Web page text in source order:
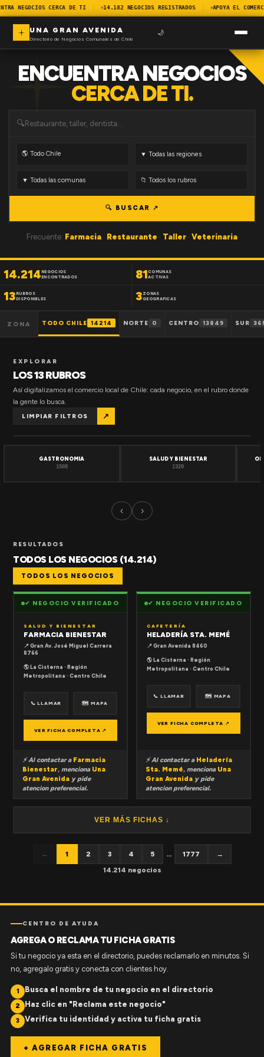
NEGOCIOS CERCA DE TI 14.182 NEGOCIOS REGISTRADOS APOYA EL
UNA GRAN AVENIDA
Directorio de Negocios Comunales de Chile
🌙
ENCUENTRA NEGOCIOS
CERCA DE TI.
🔍
🔍 BUSCAR ↗
Frecuente: Farmacia · Restaurante · Taller · Veterinaria
14.214NEGOCIOS
ENCONTRADOS
81 COMUNAS
ACTIVAS
13RUBROS
DISPONIBLES
3 ZONAS
GEOGRAFICAS
ZONA TODO CHILE 14214 NORTE 0 CENTRO 13849 SUR
EXPLORAR
LOS 13 RUBROS
Así digitalizamos el comercio local de Chile: cada negocio, en el rubro donde
la gente lo busca.
LIMPIAR FILTROS ↗
GASTRONOMIA
1508
SALUD Y BIENESTAR
1320
‹ ›
RESULTADOS
TODOS LOS NEGOCIOS (14.214)
TODOS LOS NEGOCIOS
✔ NEGOCIO VERIFICADO
SALUD Y BIENESTAR
FARMACIA BIENESTAR
📍 Gran Av. José Miguel Carrera
8766
🌎 La Cisterna · Región
Metropolitana · Centro Chile
📞 LLAMAR 🗺 MAPA
VER FICHA COMPLETA ↗
⚡ Al contactar a Farmacia
Bienestar, menciona Una
Gran Avenida y pide
atencion preferencial.
✔ NEGOCIO VERIFICADO
CAFETERÍA
HELADERÍA STA. MEMÉ
📍 Gran Avenida 8460
🌎 La Cisterna · Región
Metropolitana · Centro Chile
📞 LLAMAR 🗺 MAPA
VER FICHA COMPLETA ↗
⚡ Al contactar a Heladería
Sta. Memé, menciona Una
Gran Avenida y pide
atencion preferencial.
VER MÁS FICHAS ↓
← 1 2 3 4 5 ... 1777
→
14.214 negocios
CENTRO DE AYUDA
AGREGA O RECLAMA TU FICHA GRATIS
Si tu negocio ya esta en el directorio, puedes reclamarlo en minutos. Si
no, agregalo gratis y conecta con clientes hoy.
1 Busca el nombre de tu negocio en el directorio
2 Haz clic en "Reclama este negocio"
3 Verifica tu identidad y activa tu ficha gratis
+ AGREGAR FICHA GRATIS